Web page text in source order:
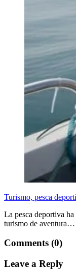
Turismo, pesca
La pesca deportiva
turismo de aventura…
Comments (0)
Leave a Reply